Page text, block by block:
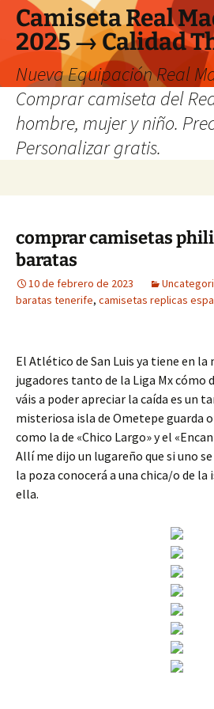
Camiseta Real
2025 → Calidad
Nueva Equipación Real
Comprar camiseta del
hombre, mujer y niño.
Personalizar gratis.
comprar camisetas
baratas
10 de febrero de 2023
baratas tenerife, camisetas replicas
El Atlético de San Luis ya tiene en la
jugadores tanto de la Liga Mx cómo
váis a poder apreciar la caída es un
misteriosa isla de Ometepe guarda
como la de «Chico Largo» y el
Allí me dijo un lugareño que si uno
la poza conocerá a una chica/o de la
ella.